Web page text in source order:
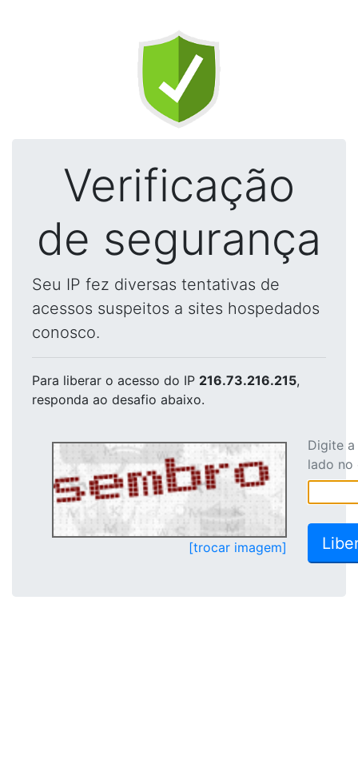
Verificação
de segurança
Seu IP fez diversas tentativas de
acessos suspeitos a sites hospedados
conosco.
Para liberar o acesso do IP 216.73.216.215,
responda ao desafio abaixo.
[trocar imagem]
Digite
lado no